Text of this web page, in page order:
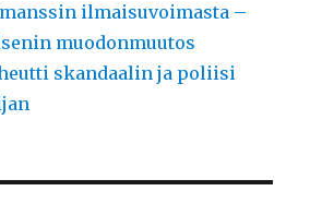
ilmaisuvoimasta –
muodonmuutos
skandaalin ja poliisi